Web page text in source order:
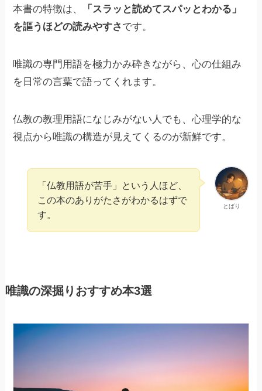
本書の特徴は、
「スラッと読めてスパッとわかる」
を謳うほどの読みやすさ です。
唯識の専門用語を極力かみ砕きながら、心の仕組み
を日常の言葉で語ってくれます。
仏教の教理用語になじみがない人でも、心理学的な
視点から唯識の構造が見えてくるのが新鮮です。
とばり
「仏教用語が苦手」という人ほど、
この本のありがたさがわかるはずで
す。
唯識の深掘りおすすめ本3選